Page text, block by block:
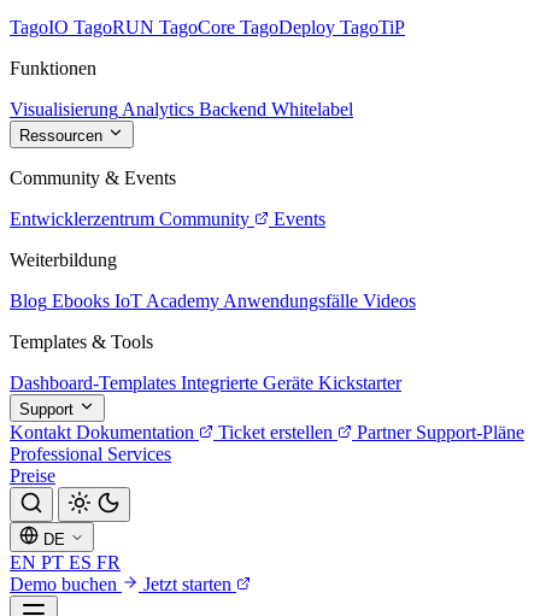
TagoIO TagoRUN TagoCore TagoDeploy TagoTiP
Funktionen
Visualisierung Analytics Backend Whitelabel
Ressourcen
Community & Events
Entwicklerzentrum Community
Events
Weiterbildung
Blog Ebooks IoT Academy Anwendungsfälle Videos
Templates & Tools
Dashboard-Templates Integrierte Geräte Kickstarter
Support
Kontakt Dokumentation Ticket erstellen Partner Support-Pläne
Professional Services
Preise
DE
EN PT ES FR
Demo buchen
Jetzt starten